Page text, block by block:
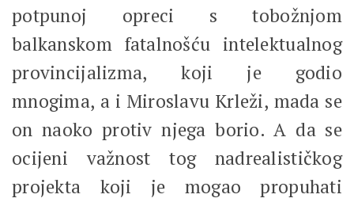
potpunoj opreci s tobožnjom
balkanskom fatalnošću intelektualnog
provincijalizma, koji je godio
mnogima, a i Miroslavu Krleži, mada se
on naoko protiv njega borio. A da se
ocijeni važnost tog nadrealističkog
projekta koji je mogao propuhati